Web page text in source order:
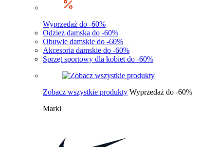
Wyprzedaż do -60%
Odzież damska do -60%
Obuwie damskie do -60%
Akcesoria damskie do -60%
Sprzęt sportowy dla kobiet do -60%
Zobacz wszystkie produkty Wyprzedaż do -60%
Marki